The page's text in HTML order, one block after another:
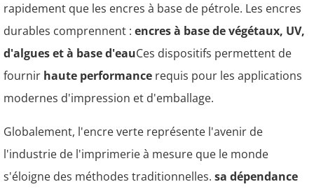
rapidement que les encres à base de pétrole. Les encres
durables comprennent : encres à base de végétaux, UV,
d'algues et à base d'eauCes dispositifs permettent de
fournir haute performance requis pour les applications
modernes d'impression et d'emballage.
Globalement, l'encre verte représente l'avenir de
l'industrie de l'imprimerie à mesure que le monde
s'éloigne des méthodes traditionnelles. sa dépendance